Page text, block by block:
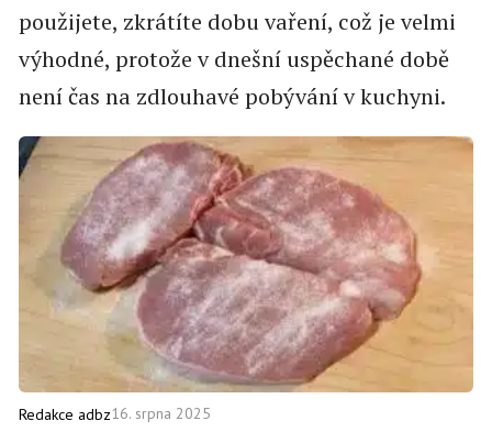
použijete, zkrátíte dobu vaření, což je velmi
výhodné, protože v dnešní uspěchané době
není čas na zdlouhavé pobývání v kuchyni.
Redakce adbz16. srpna 2025